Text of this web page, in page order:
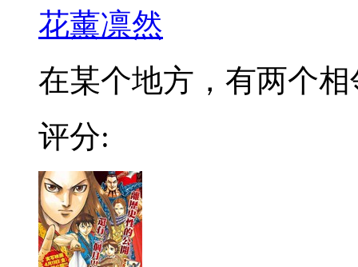
花薰凛然
在某个地方，有两个相
评分: